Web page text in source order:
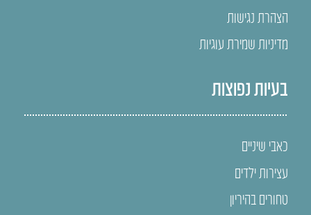
הצהרת נגישות
מדיניות שמירת עוגיות
בעיות נפוצות
כאבי שיניים
עצירות ילדים
טחורים בהיריון